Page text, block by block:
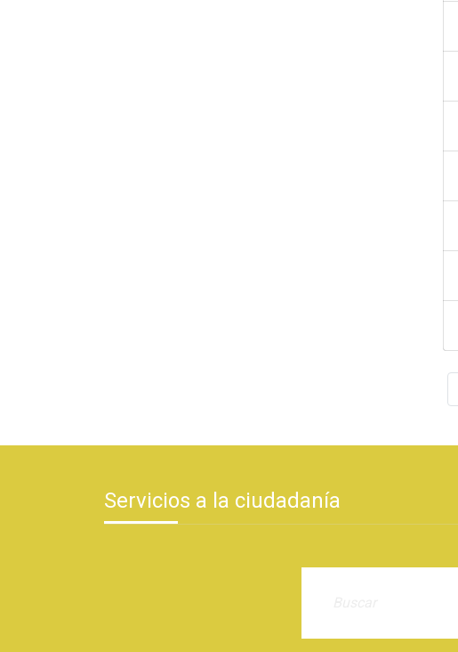
Servicios a la ciudadanía